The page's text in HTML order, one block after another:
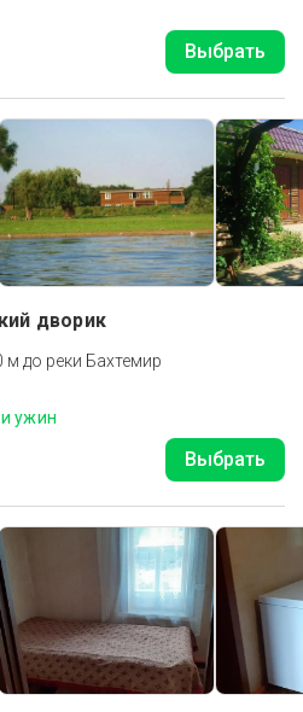
Выбрать
дворик
м до реки Бахтемир
ужин
Выбрать